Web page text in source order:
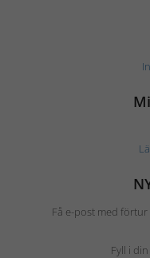
Få e-post med
Fyll i